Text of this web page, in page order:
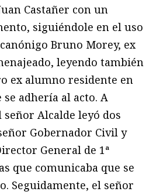
Castañer con un
siguiéndole en el uso
Bruno Morey, ex
leyendo también
ex alumno residente en
adhería al acto. A
Alcalde leyó dos
Gobernador Civil y
General de 1ª
que comunicaba que se
Seguidamente, el señor